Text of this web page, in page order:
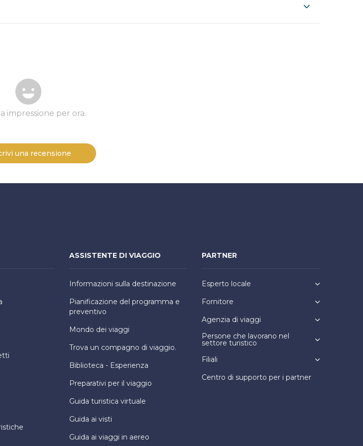
impressione per ora.
una recensione
ASSISTENTE DI VIAGGIO
Informazioni sulla destinazione
Pianificazione del programma e
preventivo
Mondo dei viaggi
Trova un compagno di viaggio.
Biblioteca - Esperienza
Preparativi per il viaggio
Guida turistica virtuale
Guida ai visti
Guida ai viaggi in aereo
PARTNER
Esperto locale
Fornitore
Agenzia di viaggi
Persone che lavorano nel
settore turistico
Filiali
Centro di supporto per i partner